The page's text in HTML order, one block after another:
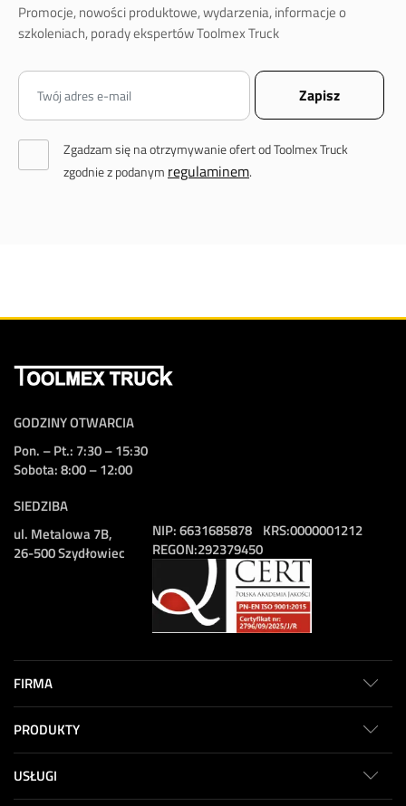
Promocje, nowości produktowe, wydarzenia, informacje o
szkoleniach, porady ekspertów Toolmex Truck
Zgadzam się na otrzymywanie ofert od Toolmex Truck
zgodnie z podanym regulaminem.
GODZINY OTWARCIA
Pon. – Pt.: 7:30 – 15:30
Sobota: 8:00 – 12:00
SIEDZIBA
ul. Metalowa 7B,
26-500 Szydłowiec
NIP:6631685878
REGON:292379450
KRS:0000001212
FIRMA
PRODUKTY
USŁUGI